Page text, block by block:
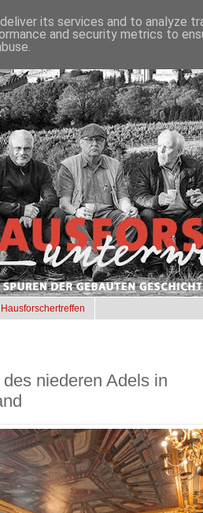
niederen Adels in
its services and to analyze
and security metrics to